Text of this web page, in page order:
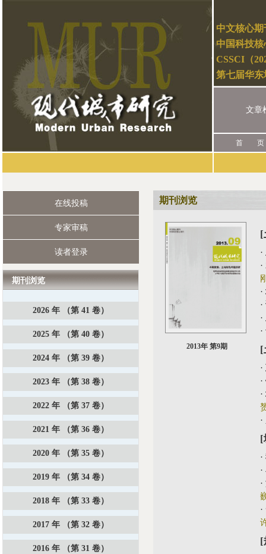
中文核心期
中国科技核
CSSCI（
第七届华
文章
首 页
期刊浏览
2013年 第9期
[
·
·
·
·
·
·
[
·
·
·
·
[
·
·
·
·
[
在线投稿
专家审稿
读者登录
期刊浏览
2026 年 （第 41 卷）
2025 年 （第 40 卷）
2024 年 （第 39 卷）
2023 年 （第 38 卷）
2022 年 （第 37 卷）
2021 年 （第 36 卷）
2020 年 （第 35 卷）
2019 年 （第 34 卷）
2018 年 （第 33 卷）
2017 年 （第 32 卷）
2016 年 （第 31 卷）